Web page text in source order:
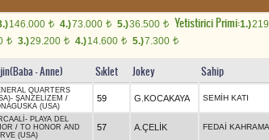
146.000 t 4.)73.000 t 5.)36.500 t Yetistirici Primi:1.)
t 3.)29.200 t 4.)14.600 t 5.)7.300 t
- Anne) Sıklet Jokey Sahip
QUARTERS
- ŞANZELİZEM /
(USA)
59 G.KOCAKAYA SEMİH KATI
- PLAYA DEL
/ TO HONOR AND
(USA)
57 A.ÇELİK FEDAİ